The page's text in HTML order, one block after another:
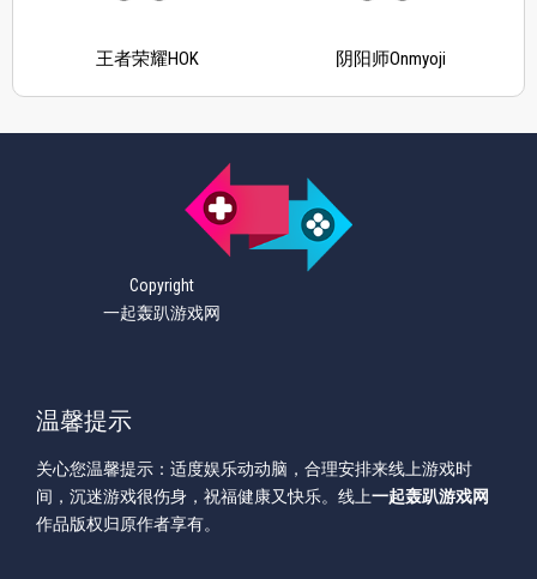
王者荣耀HOK 阴阳师Onmyoji
Copyright
一起轰趴游戏网
温馨提示
关心您温馨提示：适度娱乐动动脑，合理安排来线上游戏时
间，沉迷游戏很伤身，祝福健康又快乐。线上一起轰趴游戏网
作品版权归原作者享有。